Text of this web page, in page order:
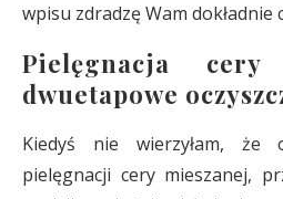
wpisu zdradzę Wam dokładnie
Pielęgnacja
dwuetapowe
Kiedyś nie wierzyłam,
pielęgnacji cery mieszanej,